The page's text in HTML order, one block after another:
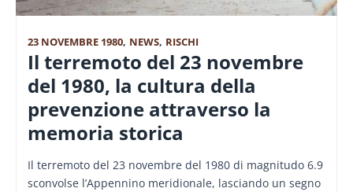
23 NOVEMBRE 1980, NEWS, RISCHI
Il terremoto del 23 novembre
del 1980, la cultura della
prevenzione attraverso la
memoria storica
Il terremoto del 23 novembre del 1980 di magnitudo 6.9
sconvolse l’Appennino meridionale, lasciando un segno